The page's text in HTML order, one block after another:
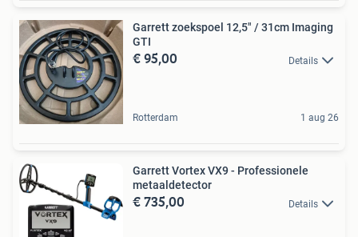
Garrett zoekspoel 12,5" / 31cm Imaging
GTI
€ 95,00 Details
Rotterdam 1 aug 26
Garrett Vortex VX9 - Professionele
metaaldetector
€ 735,00 Details